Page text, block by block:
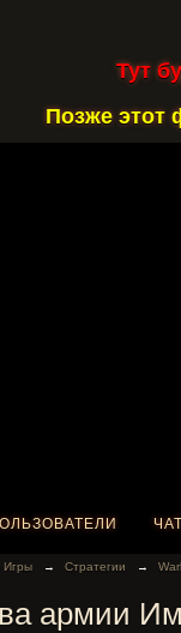
Тут
Позже этот
ЧАТ
Игры → Стратегии →
армии